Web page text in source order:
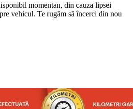
momentan, din cauza lipsei
vehicul. Te rugăm să încerci din nou